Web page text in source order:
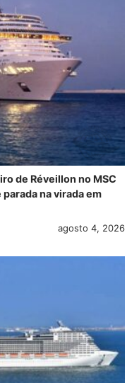
de Réveillon no MSC
na virada em
agosto 4, 2026